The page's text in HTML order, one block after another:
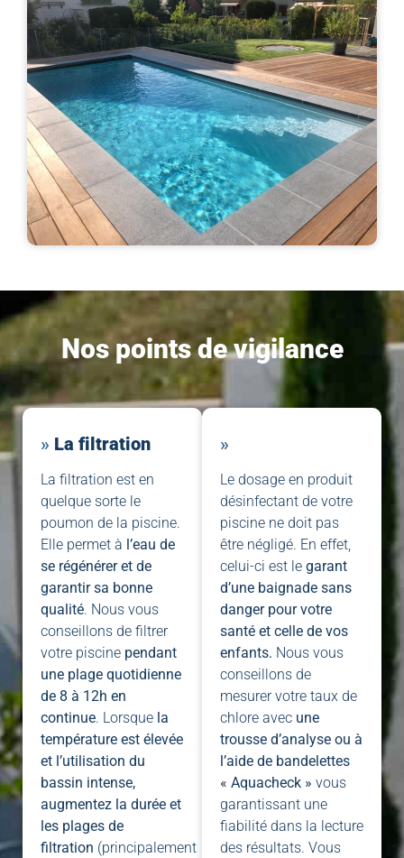
Nos points de vigilance
» La filtration
La filtration est en
quelque sorte le
poumon de la piscine.
Elle permet à l’eau de
se régénérer et de
garantir sa bonne
qualité. Nous vous
conseillons de filtrer
votre piscine pendant
une plage quotidienne
de 8 à 12h en
continue. Lorsque la
température est élevée
et l’utilisation du
bassin intense,
augmentez la durée et
les plages de
filtration (principalement
»
Le dosage en produit
désinfectant de votre
piscine ne doit pas
être négligé. En effet,
celui-ci est le garant
d’une baignade sans
danger pour votre
santé et celle de vos
enfants. Nous vous
conseillons de
mesurer votre taux de
chlore avec une
trousse d’analyse ou à
l’aide de bandelettes
« Aquacheck » vous
garantissant une
fiabilité dans la lecture
des résultats. Vous